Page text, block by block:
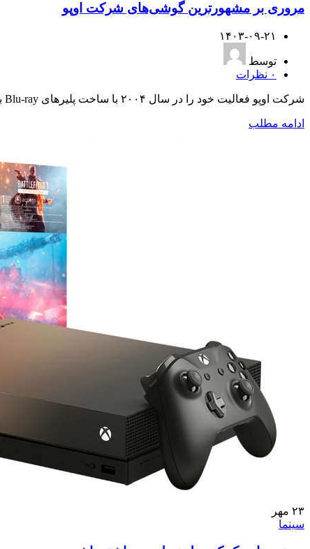
مروری بر مشهورترین گوشی‌های شرکت اوپو
۱۴۰۳-۰۹-۲۱
توسط
۰ نظرات
شرکت اوپو فعالیت خود را در سال ۲۰۰۴ با ساخت پلیرهای Blu-ray باکیفیت، آمپلی‌فایره...
ادامه مطلب
۲۳ مهر
سینما